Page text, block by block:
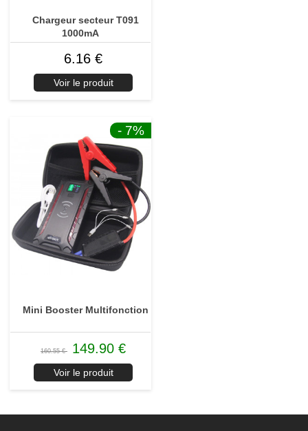
Chargeur secteur T091
1000mA
6.16 €
Voir le produit
- 7%
Mini Booster Multifonction
160.55 € 149.90 €
Voir le produit